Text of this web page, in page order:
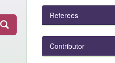
Referees
Contributor